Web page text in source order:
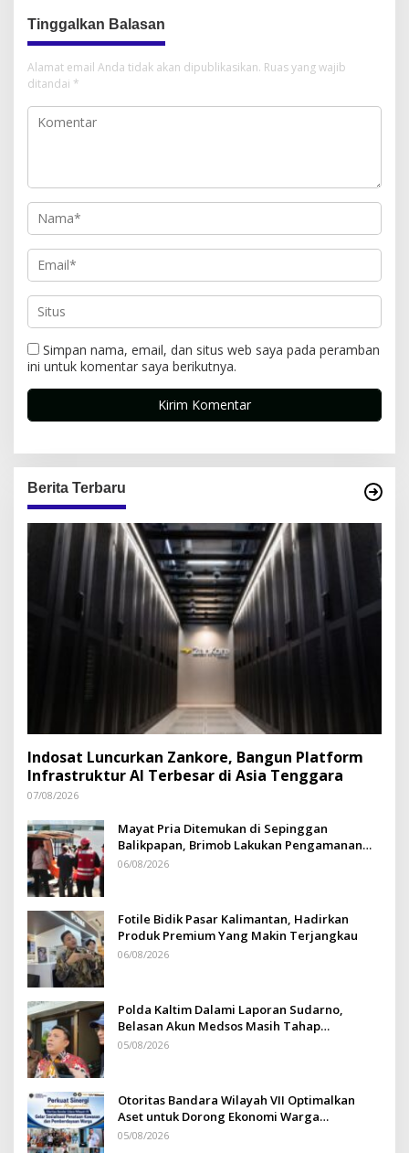
Tinggalkan Balasan
Alamat email Anda tidak akan dipublikasikan. Ruas yang wajib
ditandai *
Simpan nama, email, dan situs web saya pada peramban
ini untuk komentar saya berikutnya.
Berita Terbaru
Indosat Luncurkan Zankore, Bangun Platform
Infrastruktur AI Terbesar di Asia Tenggara
07/08/2026
Mayat Pria Ditemukan di Sepinggan
Balikpapan, Brimob Lakukan Pengamanan
TKP
06/08/2026
Fotile Bidik Pasar Kalimantan, Hadirkan
Produk Premium Yang Makin Terjangkau
06/08/2026
Polda Kaltim Dalami Laporan Sudarno,
Belasan Akun Medsos Masih Tahap
Penyelidikan
05/08/2026
Otoritas Bandara Wilayah VII Optimalkan
Aset untuk Dorong Ekonomi Warga
Sepinggan
05/08/2026